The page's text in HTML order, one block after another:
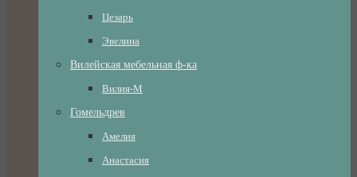
Цезарь
Эвелина
Вилейская мебельная ф-ка
Вилия-М
Гомельдрев
Амелия
Анастасия